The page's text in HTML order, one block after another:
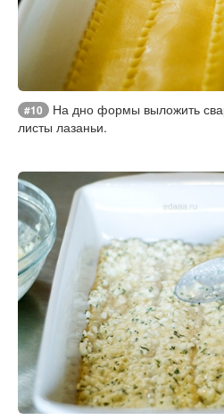
#10
На дно формы выложить
листы лазаньи.